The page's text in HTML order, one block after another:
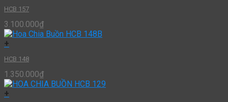
HCB 157
3.100.000₫
+
HCB 148
1.350.000₫
+